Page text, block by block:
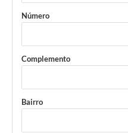
Número
Complemento
Bairro